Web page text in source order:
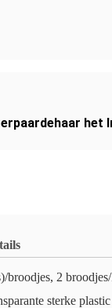
het
broodjes, 2
sterke